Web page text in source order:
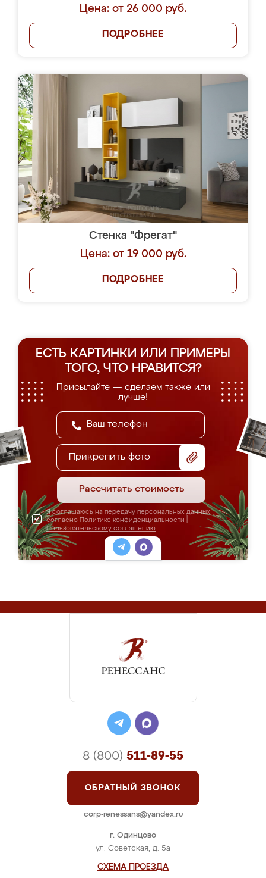
Цена: от 26 000 руб.
ПОДРОБНЕЕ
Стенка "Фрегат"
Цена: от 19 000 руб.
ПОДРОБНЕЕ
ЕСТЬ КАРТИНКИ ИЛИ ПРИМЕРЫ
ТОГО, ЧТО НРАВИТСЯ?
Присылайте — сделаем также или
лучше!
Прикрепить фото
Рассчитать стоимость
Я соглашаюсь на передачу персональных данных
согласно Политике конфиденциальности
Пользовательскому соглашению
г. Одинцово
ул. Советская, д. 5а
СХЕМА ПРОЕЗДА
8 (800) 511-89-55
ОБРАТНЫЙ ЗВОНОК
corp-renessans@yandex.ru